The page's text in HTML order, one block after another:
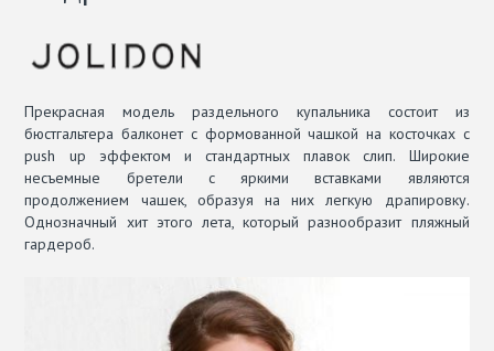
Прекрасная модель раздельного купальника состоит из
бюстгальтера балконет с формованной чашкой на косточках с
push up эффектом и стандартных плавок слип. Широкие
несъемные бретели с яркими вставками являются
продолжением чашек, образуя на них легкую драпировку.
Однозначный хит этого лета, который разнообразит пляжный
гардероб.